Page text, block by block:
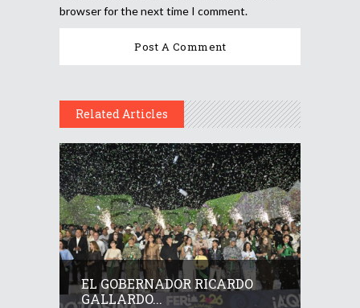
browser for the next time I comment.
Related Articles
EL GOBERNADOR RICARDO
GALLARDO...